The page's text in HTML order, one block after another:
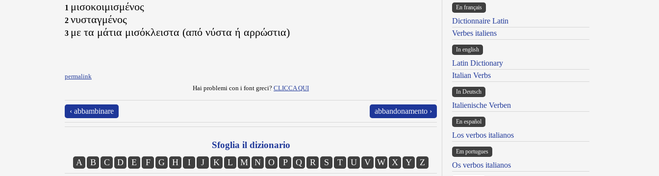
1 μισοκοιμισμένος
2 νυσταγμένος
3 με τα μάτια μισόκλειστα (από νύστα ή αρρώστια)
permalink
Hai problemi con i font greci? CLICCA QUI
‹ abbambinare abbandonamento ›
Sfoglia il dizionario
A B C D E F G H I J K L M N O P Q R S T U V W X Y Z
En français
Dictionnaire Latin
Verbes italiens
In english
Latin Dictionary
Italian Verbs
In Deutsch
Italienische Verben
En español
Los verbos italianos
Em portugues
Os verbos italianos